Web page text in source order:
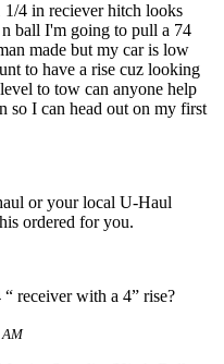
1/4 in reciever hitch looks
ball I'm going to pull a 74
made but my car is low
to have a rise cuz looking
to tow can anyone help
so I can head out on my first
or your local U-Haul
ordered for you.
receiver with a 4” rise?